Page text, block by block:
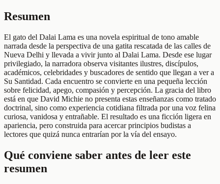
Resumen
El gato del Dalai Lama es una novela espiritual de tono amable
narrada desde la perspectiva de una gatita rescatada de las calles de
Nueva Delhi y llevada a vivir junto al Dalai Lama. Desde ese lugar
privilegiado, la narradora observa visitantes ilustres, discípulos,
académicos, celebridades y buscadores de sentido que llegan a ver a
Su Santidad. Cada encuentro se convierte en una pequeña lección
sobre felicidad, apego, compasión y percepción. La gracia del libro
está en que David Michie no presenta estas enseñanzas como tratado
doctrinal, sino como experiencia cotidiana filtrada por una voz felina
curiosa, vanidosa y entrañable. El resultado es una ficción ligera en
apariencia, pero construida para acercar principios budistas a
lectores que quizá nunca entrarían por la vía del ensayo.
Qué conviene saber antes de leer este
resumen